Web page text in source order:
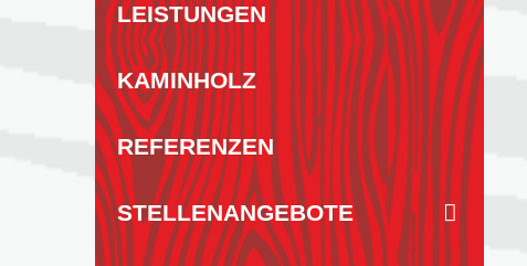
LEISTUNGEN
KAMINHOLZ
REFERENZEN
STELLENANGEBOTE